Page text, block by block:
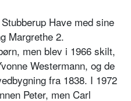
Have med sine
Margrethe 2.
men blev i 1966 skilt,
Westermann, og de
fra 1838. I 1972
Peter, men Carl